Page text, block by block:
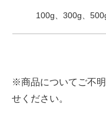
100g、300g、
※商品についてご不
せください。